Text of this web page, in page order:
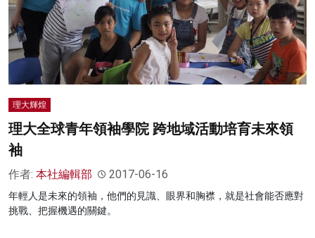
名家榜
灼見活動
關於我們
理大輝煌
理大全球青年領袖學院 跨地域活動培育未來領
袖
作者: 本社編輯部 2017-06-16
年輕人是未來的領袖，他們的見識、眼界和胸襟，就是社會能否應對
挑戰、把握機遇的關鍵。